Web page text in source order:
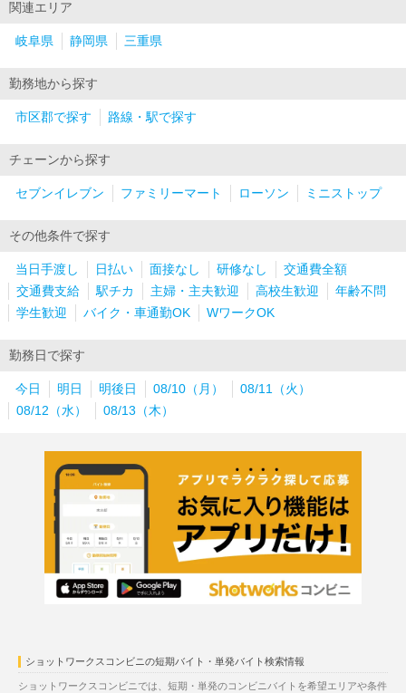
関連エリア
岐阜県 静岡県 三重県
勤務地から探す
市区郡で探す 路線・駅で探す
チェーンから探す
セブンイレブン ファミリーマート ローソン ミニストップ
その他条件で探す
当日手渡し 日払い 面接なし 研修なし
交通費全額
交通費支給
駅チカ 主婦・主夫歓迎 高校生歓迎
年齢不問
学生歓迎
バイク・車通勤OK WワークOK
勤務日で探す
今日 明日 明後日 08/10（月）
08/11（火）
08/12（水）
08/13（木）
ショットワークスコンビニの短期バイト・単発バイト検索情報
ショットワークスコンビニでは、短期・単発のコンビニバイトを希望エリアや条件